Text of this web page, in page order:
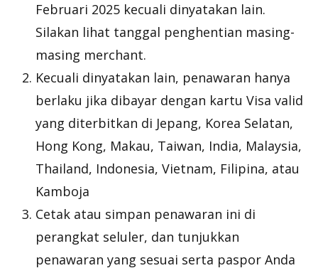
Februari 2025 kecuali dinyatakan lain.
Silakan lihat tanggal penghentian masing-
masing merchant.
Kecuali dinyatakan lain, penawaran hanya
berlaku jika dibayar dengan kartu Visa valid
yang diterbitkan di Jepang, Korea Selatan,
Hong Kong, Makau, Taiwan, India, Malaysia,
Thailand, Indonesia, Vietnam, Filipina, atau
Kamboja
Cetak atau simpan penawaran ini di
perangkat seluler, dan tunjukkan
penawaran yang sesuai serta paspor Anda